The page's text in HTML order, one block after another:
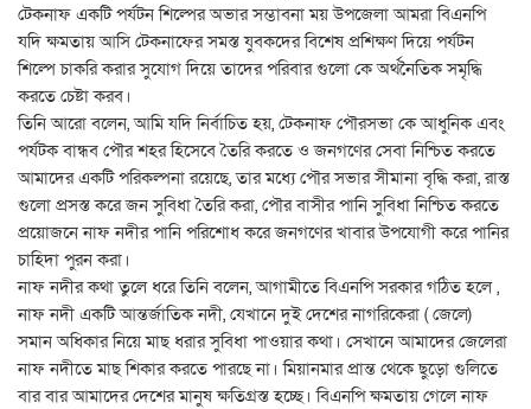
টেকনাফ একটি পর্যটন শিল্পের অভার সম্ভাবনা ময় উপজেলা আমরা বিএনপি
যদি ক্ষমতায় আসি টেকনাফের সমস্ত যুবকদের বিশেষ প্রশিক্ষণ দিয়ে পর্যটন
শিল্পে চাকরি করার সুযোগ দিয়ে তাদের পরিবার গুলো কে অর্থনৈতিক সমৃদ্ধি
করতে চেষ্টা করব।
তিনি আরো বলেন, আমি যদি নির্বাচিত হয়, টেকনাফ পৌরসভা কে আধুনিক এবং
পর্যটক বান্ধব পৌর শহর হিসেবে তৈরি করতে ও জনগণের সেবা নিশ্চিত করতে
আমাদের একটি পরিকল্পনা রয়েছে, তার মধ্যে পৌর সভার সীমানা বৃদ্ধি করা, রাস্ত
গুলো প্রসস্ত করে জন সুবিধা তৈরি করা, পৌর বাসীর পানি সুবিধা নিশ্চিত করতে
প্রয়োজনে নাফ নদীর পানি পরিশোধ করে জনগণের খাবার উপযোগী করে পানির
চাহিদা পুরন করা।
নাফ নদীর কথা তুলে ধরে তিনি বলেন, আগামীতে বিএনপি সরকার গঠিত হলে ,
নাফ নদী একটি আন্তর্জাতিক নদী, যেখানে দুই দেশের নাগরিকেরা ( জেলে)
সমান অধিকার নিয়ে মাছ ধরার সুবিধা পাওয়ার কথা। সেখানে আমাদের জেলেরা
নাফ নদীতে মাছ শিকার করতে পারছে না। মিয়ানমার প্রান্ত থেকে ছুড়ো গুলিতে
বার বার আমাদের দেশের মানুষ ক্ষতিগ্রস্ত হচ্ছে। বিএনপি ক্ষমতায় গেলে নাফ